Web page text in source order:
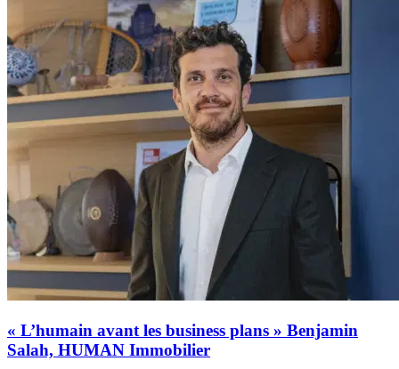
« L’humain avant les business plans » Benjamin
Salah, HUMAN Immobilier